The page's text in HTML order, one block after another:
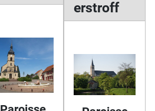
erstroff